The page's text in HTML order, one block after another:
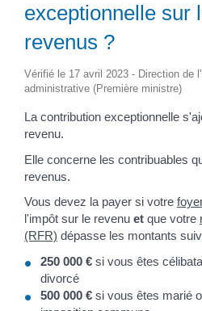
exceptionnelle sur
revenus ?
Vérifié le 17 avril 2023 - Direction de
administrative (Première ministre)
La contribution exceptionnelle
revenu.
Elle concerne les contribuables
revenus.
Vous devez la payer si votre
l'impôt sur le revenu et que votre
(RFR) dépasse les montants
250 000 € si vous êtes
divorcé
500 000 € si vous êtes marié